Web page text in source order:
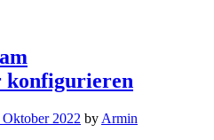
konfigurieren
Oktober 2022 by Armin